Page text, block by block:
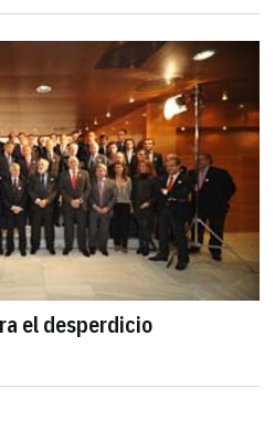
el desperdicio